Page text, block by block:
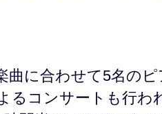
曲に合わせて5名の
るコンサートも行わ